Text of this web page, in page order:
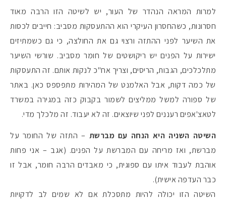
למרות המראה הנהדר של העור, יש לשיטה הזו הרבה מאוד
חסרונות, כשהחסרון העיקרי הוא ההתעסקות מסביב: חייבים לכסות
את השיער לפני ההתזה ורצוי גם את החולצה, כי גם כשמתיזים
ישירות על הפנים יש ריקושטים של חומר מסביב. שורשי השיער
מתלכלכים, הגבות, הריסים, וצריך אח"כ לנקות אותם. זה התעסקות
של כמה דקות, אבל האלמנט של המהירות מתפספס כאן. באתר
של ספורה למשל ממליצים לשמור בקבוק כזה במגירה במשרד
לטאצ'אפים רעננים לפני שיוצאים. זה לא יעבוד. זה מלכלך מדי.
השיטה השניה היא הנחה עם מברשת – התזה של החומר על
מברשת, ואז מריחה עם המברשת על הפנים. (אגב – אני פחות
אוהבת לעבוד איתו עם ספוגית, כי מאבדים הרבה חומר, אבל זו
כבר העדפה אישית).
השיטה הזו יכולה להיות מתסכלת אם לא שמים לב לדקויות